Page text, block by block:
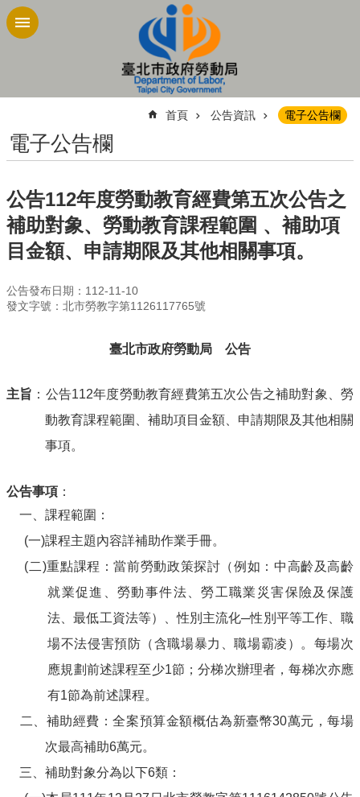
跳到主要內容區塊
首頁 公告資訊 電子公告欄
電子公告欄
公告112年度勞動教育經費第五次公告之
補助對象、勞動教育課程範圍 、補助項
目金額、申請期限及其他相關事項。
公告發布日期：112-11-10
發文字號：北市勞教字第1126117765號
臺北市政府勞動局 公告
主旨 ：公告112年度勞動教育經費第五次公告之補助對象、勞
動教育課程範圍、補助項目金額、申請期限及其他相關
事項。
公告事項 ：
一、課程範圍：
(一)課程主題內容詳補助作業手冊。
(二)重點課程：當前勞動政策探討（例如：中高齡及高齡
就業促進、勞動事件法、勞工職業災害保險及保護
法、最低工資法等）、性別主流化─性別平等工作、職
場不法侵害預防（含職場暴力、職場霸凌）。每場次
應規劃前述課程至少1節；分梯次辦理者，每梯次亦應
有1節為前述課程。
二、補助經費：全案預算金額概估為新臺幣30萬元，每場
次最高補助6萬元。
三、補助對象分為以下6類：